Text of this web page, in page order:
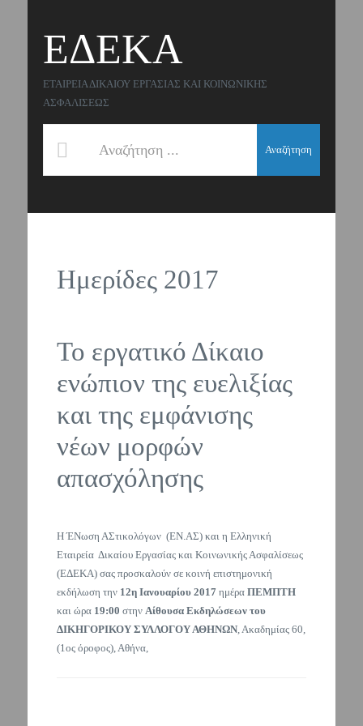
ΕΔΕΚΑ
ΕΤΑΙΡΕΙΑ ΔΙΚΑΙΟΥ ΕΡΓΑΣΙΑΣ ΚΑΙ ΚΟΙΝΩΝΙΚΗΣ
ΑΣΦΑΛΙΣΕΩΣ
Αναζήτηση
Ημερίδες 2017
Το εργατικό Δίκαιο
ενώπιον της ευελιξίας
και της εμφάνισης
νέων μορφών
απασχόλησης
Η ΈΝωση ΑΣτικολόγων (ΕΝ.ΑΣ) και η Ελληνική
Εταιρεία Δικαίου Εργασίας και Κοινωνικής Ασφαλίσεως
(ΕΔΕΚΑ) σας προσκαλούν σε κοινή επιστημονική
εκδήλωση την 12η Ιανουαρίου 2017 ημέρα ΠΕΜΠΤΗ
και ώρα 19:00 στην Αίθουσα Εκδηλώσεων του
ΔΙΚΗΓΟΡΙΚΟΥ ΣΥΛΛΟΓΟΥ ΑΘΗΝΩΝ, Ακαδημίας 60,
(1ος όροφος), Αθήνα,